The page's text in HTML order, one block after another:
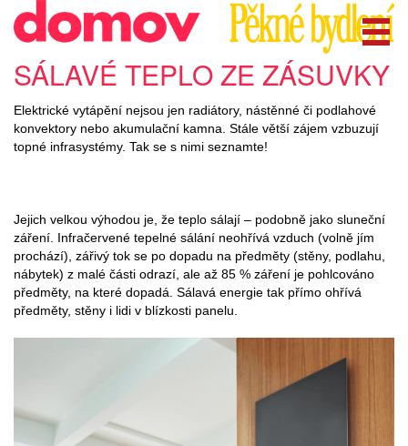
SÁLAVÉ TEPLO ZE ZÁSUVKY
Elektrické vytápění nejsou jen radiátory, nástěnné či podlahové
konvektory nebo akumulační kamna. Stále větší zájem vzbuzují
topné infrasystémy. Tak se s nimi seznamte!
Jejich velkou výhodou je, že teplo sálají – podobně jako sluneční
záření. Infračervené tepelné sálání neohřívá vzduch (volně jím
prochází), zářivý tok se po dopadu na předměty (stěny, podlahu,
nábytek) z malé části odrazí, ale až 85 % záření je pohlcováno
předměty, na které dopadá. Sálavá energie tak přímo ohřívá
předměty, stěny i lidi v blízkosti panelu.